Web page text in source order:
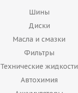
Шины
Диски
Масла и смазки
Фильтры
Технические жидкости
Автохимия